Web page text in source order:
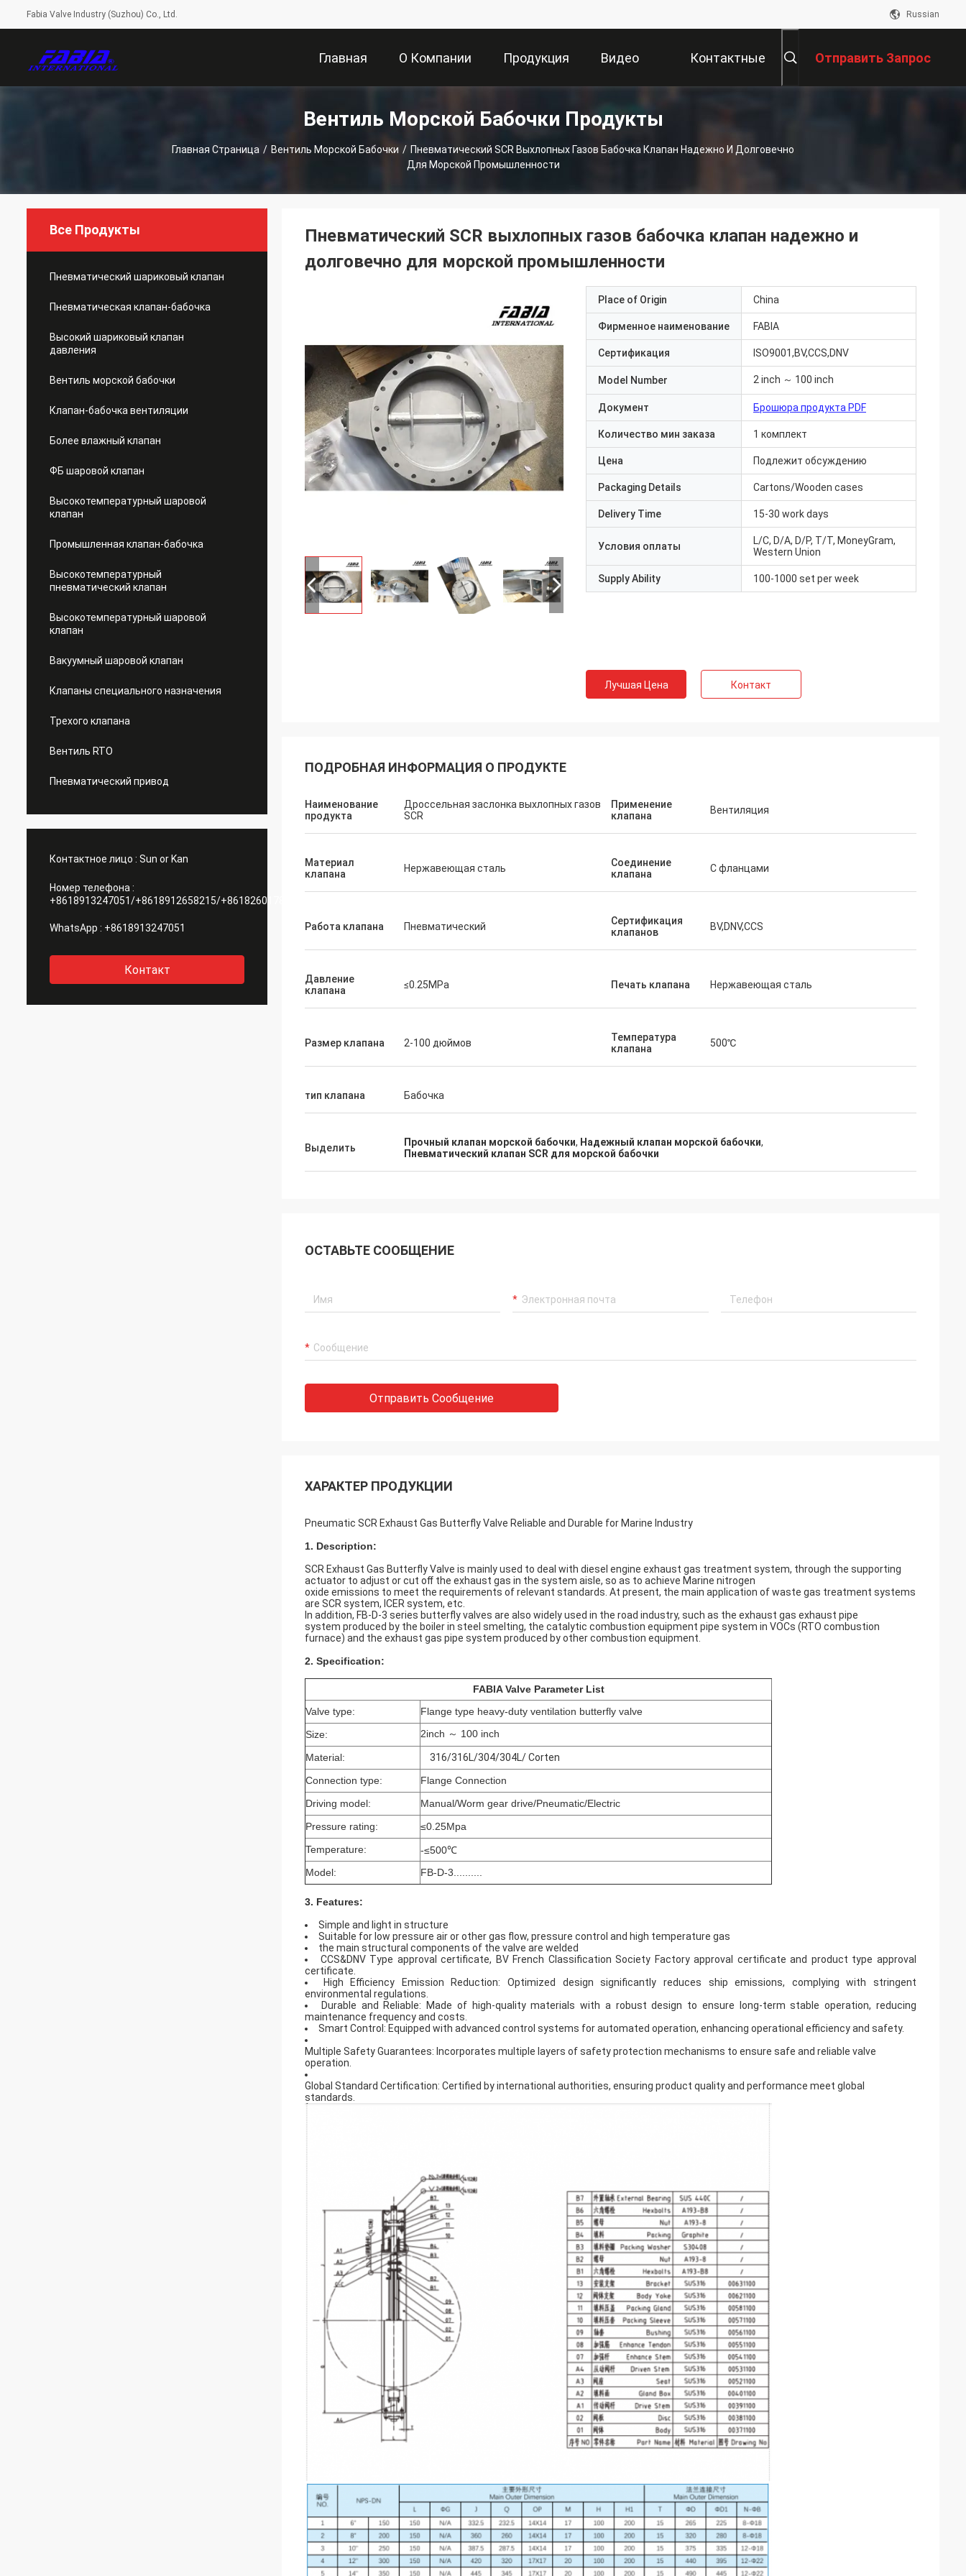
Fabia Valve Industry (Suzhou) Co., Ltd. Russian
Главная
Страница
О Компании Продукция Видео Контактные Отправить Запрос
Вентиль Морской Бабочки Продукты
Главная Страница / Вентиль Морской Бабочки / Пневматический SCR Выхлопных Газов Бабочка Клапан Надежно И Долговечно
Для Морской Промышленности
Все Продукты
Пневматический шариковый клапан
Пневматическая клапан-бабочка
Высокий шариковый клапан
давления
Вентиль морской бабочки
Клапан-бабочка вентиляции
Более влажный клапан
ФБ шаровой клапан
Высокотемпературный шаровой
клапан
Промышленная клапан-бабочка
Высокотемпературный
пневматический клапан
Высокотемпературный шаровой
клапан
Вакуумный шаровой клапан
Клапаны специального назначения
Трехого клапана
Вентиль RTO
Пневматический привод
Контактное лицо : Sun or Kan
Номер телефона :
+8618913247051/+8618912658215/+8618260178084
WhatsApp : +8618913247051
Контакт
Пневматический SCR выхлопных газов бабочка клапан надежно и
долговечно для морской промышленности
Place of Origin China
Фирменное наименование FABIA
Сертификация ISO9001,BV,CCS,DNV
Model Number 2 inch ～ 100 inch
Документ Брошюра продукта PDF
Количество мин заказа 1 комплект
Цена Подлежит обсуждению
Packaging Details Cartons/Wooden cases
Delivery Time 15-30 work days
Условия оплаты
L/C, D/A, D/P, T/T, MoneyGram,
Western Union
Supply Ability 100-1000 set per week
Лучшая Цена Контакт
ПОДРОБНАЯ ИНФОРМАЦИЯ О ПРОДУКТЕ
Наименование
продукта
Дроссельная заслонка выхлопных газов
SCR
Применение
клапана
Вентиляция
Материал
клапана
Нержавеющая сталь
Соединение
клапана
С фланцами
Работа клапана Пневматический
Сертификация
клапанов
BV,DNV,CCS
Давление
клапана
≤0.25MPa Печать клапана Нержавеющая сталь
Размер клапана 2-100 дюймов
Температура
клапана
500℃
тип клапана Бабочка
Выделить Прочный клапан морской бабочки, Надежный клапан морской бабочки,
Пневматический клапан SCR для морской бабочки
ОСТАВЬТЕ СООБЩЕНИЕ
Отправить Сообщение
ХАРАКТЕР ПРОДУКЦИИ
Pneumatic SCR Exhaust Gas Butterfly Valve Reliable and Durable for Marine Industry
1. Description:
SCR Exhaust Gas Butterfly Valve is mainly used to deal with diesel engine exhaust gas treatment system, through the supporting
actuator to adjust or cut oﬀ the exhaust gas in the system aisle, so as to achieve Marine nitrogen
oxide emissions to meet the requirements of relevant standards. At present, the main application of waste gas treatment systems
are SCR system, ICER system, etc.
In addition, FB-D-3 series butterﬂy valves are also widely used in the road industry, such as the exhaust gas exhaust pipe
system produced by the boiler in steel smelting, the catalytic combustion equipment pipe system in VOCs (RTO combustion
furnace) and the exhaust gas pipe system produced by other combustion equipment.
2. Specification:
FABIA Valve Parameter List
Valve type:
Flange type heavy-duty ventilation butterfly valve
Size:
2inch ～ 100 inch
Material:
316/316L/304/304L/ Corten
Connection type:
Flange Connection
Driving model:
Manual/Worm gear drive/Pneumatic/Electric
Pressure rating:
≤0.25Mpa
Temperature:
-≤500℃
Model:
FB-D-3..........
3. Features:
Simple and light in structure
Suitable for low pressure air or other gas ﬂow, pressure control and high temperature gas
the main structural components of the valve are welded
CCS&DNV Type approval certiﬁcate, BV French Classiﬁcation Society Factory approval certiﬁcate and product type approval
certiﬁcate.
High Efficiency Emission Reduction: Optimized design significantly reduces ship emissions, complying with stringent
environmental regulations.
Durable and Reliable: Made of high-quality materials with a robust design to ensure long-term stable operation, reducing
maintenance frequency and costs.
Smart Control: Equipped with advanced control systems for automated operation, enhancing operational efficiency and safety.
Multiple Safety Guarantees: Incorporates multiple layers of safety protection mechanisms to ensure safe and reliable valve
operation.
Global Standard Certification: Certified by international authorities, ensuring product quality and performance meet global
standards.